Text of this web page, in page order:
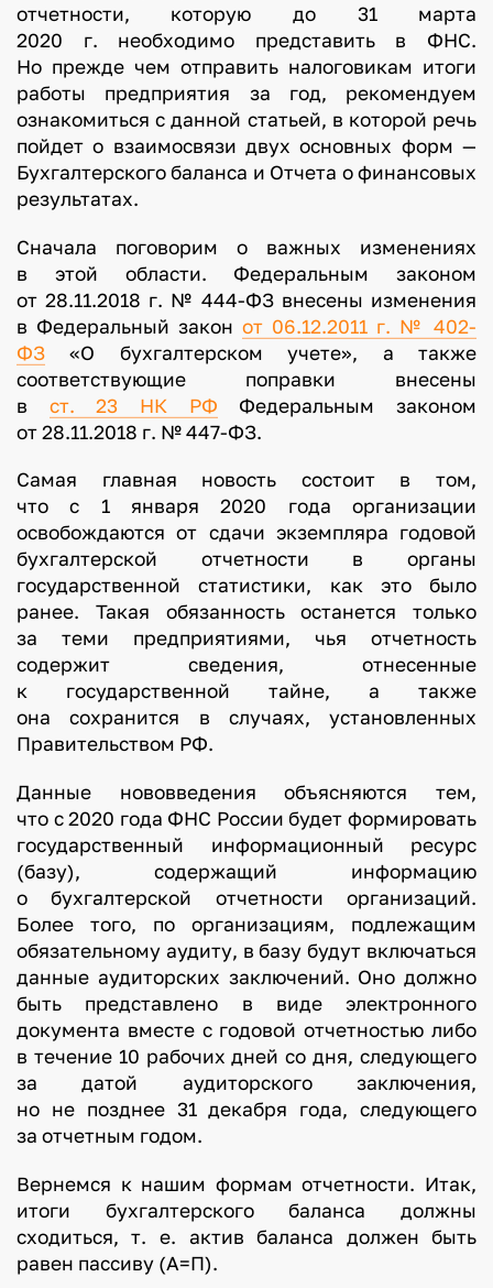
отчетности, которую до 31 марта
2020 г. необходимо представить в ФНС.
Но прежде чем отправить налоговикам итоги
работы предприятия за год, рекомендуем
ознакомиться с данной статьей, в которой речь
пойдет о взаимосвязи двух основных форм —
Бухгалтерского баланса и Отчета о финансовых
результатах.
Сначала поговорим о важных изменениях
в этой области. Федеральным законом
от 28.11.2018 г. № 444-ФЗ внесены изменения
в Федеральный закон от 06.12.2011 г. № 402-
ФЗ«О бухгалтерском учете», а также
соответствующие поправки внесены
в ст. 23 НК РФ Федеральным законом
от 28.11.2018 г. № 447-ФЗ.
Самая главная новость состоит в том,
что с 1 января 2020 года организации
освобождаются от сдачи экземпляра годовой
бухгалтерской отчетности в органы
государственной статистики, как это было
ранее. Такая обязанность останется только
за теми предприятиями, чья отчетность
содержит сведения, отнесенные
к государственной тайне, а также
она сохранится в случаях, установленных
Правительством РФ.
Данные нововведения объясняются тем,
что с 2020 года ФНС России будет формировать
государственный информационный ресурс
(базу), содержащий информацию
о бухгалтерской отчетности организаций.
Более того, по организациям, подлежащим
обязательному аудиту, в базу будут включаться
данные аудиторских заключений. Оно должно
быть представлено в виде электронного
документа вместе с годовой отчетностью либо
в течение 10 рабочих дней со дня, следующего
за датой аудиторского заключения,
но не позднее 31 декабря года, следующего
за отчетным годом.
Вернемся к нашим формам отчетности. Итак,
итоги бухгалтерского баланса должны
сходиться, т. е. актив баланса должен быть
равен пассиву (А=П).